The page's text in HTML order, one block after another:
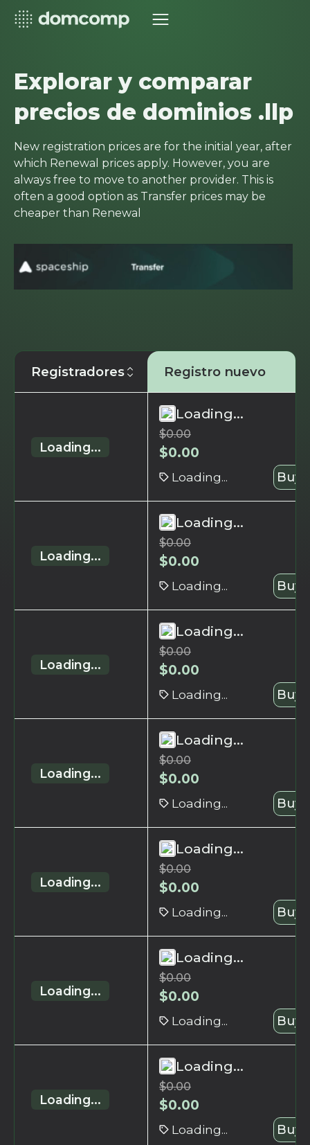
Explorar y comparar
precios de dominios .llp
New registration prices are for the initial year, after
which Renewal prices apply. However, you are
always free to move to another provider. This is
often a good option as Transfer prices may be
cheaper than Renewal
Registradores Registro nuevo
Loading...
Loading...
$0.00
$0.00
Loading... Buy
Loading...
Loading...
$0.00
$0.00
Loading... Buy
Loading...
Loading...
$0.00
$0.00
Loading... Buy
Loading...
Loading...
$0.00
$0.00
Loading... Buy
Loading...
Loading...
$0.00
$0.00
Loading... Buy
Loading...
Loading...
$0.00
$0.00
Loading... Buy
Loading...
Loading...
$0.00
$0.00
Loading... Buy